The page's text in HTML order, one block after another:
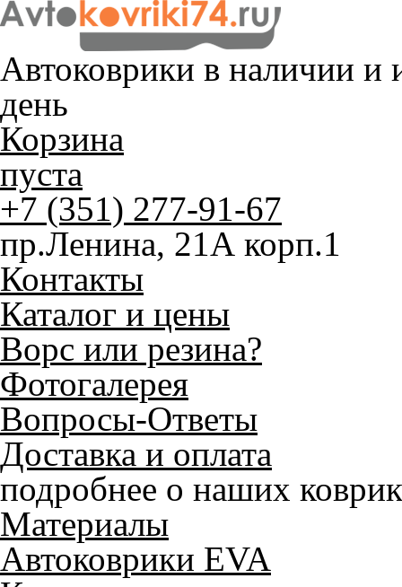
Автоковрики в наличии и
день
Корзина
пуста
+7 (351) 277-91-67
пр.Ленина, 21А корп.1
Контакты
Каталог и цены
Ворс или резина?
Фотогалерея
Вопросы-Ответы
Доставка и оплата
подробнее о наших
Материалы
Автоковрики EVA